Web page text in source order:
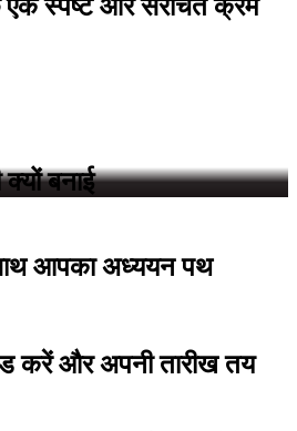
स्पष्ट और संरचित क्रम
क्यों बनाई
आपका अध्ययन पथ
करें और अपनी तारीख तय